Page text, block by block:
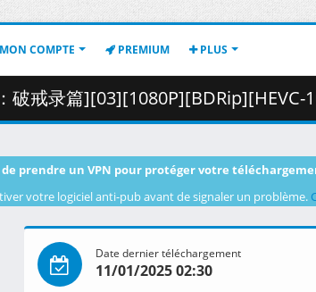
MON COMPTE PREMIUM PLUS
][03][1080P][BDRip][HEVC-
prendre un VPN pour protéger votre
votre logiciel anti-pub avant de signaler un problème.
Date dernier téléchargement
11/01/2025 02:30